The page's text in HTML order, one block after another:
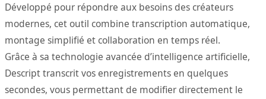
Développé pour répondre aux besoins des créateurs
modernes, cet outil combine transcription automatique,
montage simplifié et collaboration en temps réel.
Grâce à sa technologie avancée d’intelligence artificielle,
Descript transcrit vos enregistrements en quelques
secondes, vous permettant de modifier directement le